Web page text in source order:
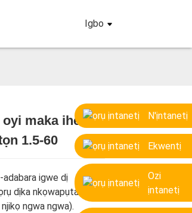
Igbo
N'ịntanetị
Ekwentị
Ozi
ịntanetị
Loading...
Loading...
maka ihe ndị
1.5-60
igwe dị
dịka nkọwapụta igwe
ngwa ngwa).